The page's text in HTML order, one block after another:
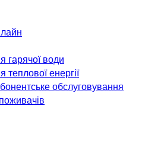
гарячої води
теплової енергії
обслуговування